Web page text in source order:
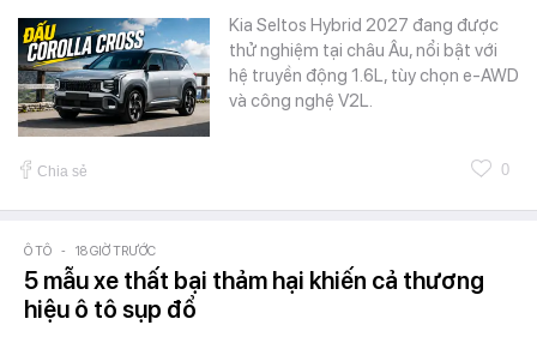
Kia Seltos Hybrid 2027 đang được
thử nghiệm tại châu Âu, nổi bật với
hệ truyền động 1.6L, tùy chọn e-AWD
và công nghệ V2L.
Chia sẻ 0
Ô TÔ - 18 GIỜ TRƯỚC
5 mẫu xe thất bại thảm hại khiến cả thương
hiệu ô tô sụp đổ